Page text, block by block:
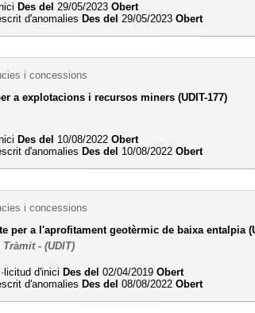
Des del 29/05/2023Obert
d'anomalies Des del 29/05/2023Obert
i concessions
a explotacions i recursos miners (UDIT-177)
Des del 10/08/2022Obert
d'anomalies Des del 10/08/2022Obert
i concessions
per a l'aprofitament geotèrmic de baixa entalpia
- (UDIT)
d'inici Des del 02/04/2019Obert
d'anomalies Des del 08/08/2022Obert